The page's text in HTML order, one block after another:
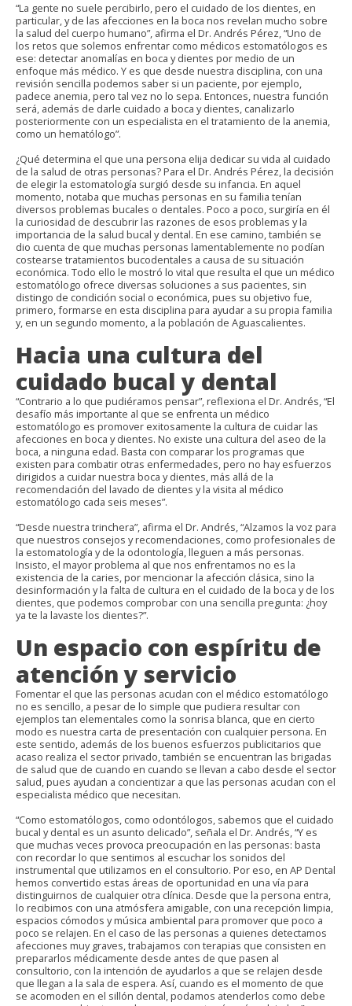
“La gente no suele percibirlo, pero el cuidado de los dientes, en
particular, y de las afecciones en la boca nos revelan mucho sobre
la salud del cuerpo humano”, afirma el Dr. Andrés Pérez, “Uno de
los retos que solemos enfrentar como médicos estomatólogos es
ese: detectar anomalías en boca y dientes por medio de un
enfoque más médico. Y es que desde nuestra disciplina, con una
revisión sencilla podemos saber si un paciente, por ejemplo,
padece anemia, pero tal vez no lo sepa. Entonces, nuestra función
será, además de darle cuidado a boca y dientes, canalizarlo
posteriormente con un especialista en el tratamiento de la anemia,
como un hematólogo”.
¿Qué determina el que una persona elija dedicar su vida al cuidado
de la salud de otras personas? Para el Dr. Andrés Pérez, la decisión
de elegir la estomatología surgió desde su infancia. En aquel
momento, notaba que muchas personas en su familia tenían
diversos problemas bucales o dentales. Poco a poco, surgiría en él
la curiosidad de descubrir las razones de esos problemas y la
importancia de la salud bucal y dental. En ese camino, también se
dio cuenta de que muchas personas lamentablemente no podían
costearse tratamientos bucodentales a causa de su situación
económica. Todo ello le mostró lo vital que resulta el que un médico
estomatólogo ofrece diversas soluciones a sus pacientes, sin
distingo de condición social o económica, pues su objetivo fue,
primero, formarse en esta disciplina para ayudar a su propia familia
y, en un segundo momento, a la población de Aguascalientes.
Hacia una cultura del
cuidado bucal y dental
“Contrario a lo que pudiéramos pensar”, reflexiona el Dr. Andrés, “El
desafío más importante al que se enfrenta un médico
estomatólogo es promover exitosamente la cultura de cuidar las
afecciones en boca y dientes. No existe una cultura del aseo de la
boca, a ninguna edad. Basta con comparar los programas que
existen para combatir otras enfermedades, pero no hay esfuerzos
dirigidos a cuidar nuestra boca y dientes, más allá de la
recomendación del lavado de dientes y la visita al médico
estomatólogo cada seis meses”.
“Desde nuestra trinchera”, afirma el Dr. Andrés, “Alzamos la voz para
que nuestros consejos y recomendaciones, como profesionales de
la estomatología y de la odontología, lleguen a más personas.
Insisto, el mayor problema al que nos enfrentamos no es la
existencia de la caries, por mencionar la afección clásica, sino la
desinformación y la falta de cultura en el cuidado de la boca y de los
dientes, que podemos comprobar con una sencilla pregunta: ¿hoy
ya te la lavaste los dientes?”.
Un espacio con espíritu de
atención y servicio
Fomentar el que las personas acudan con el médico estomatólogo
no es sencillo, a pesar de lo simple que pudiera resultar con
ejemplos tan elementales como la sonrisa blanca, que en cierto
modo es nuestra carta de presentación con cualquier persona. En
este sentido, además de los buenos esfuerzos publicitarios que
acaso realiza el sector privado, también se encuentran las brigadas
de salud que de cuando en cuando se llevan a cabo desde el sector
salud, pues ayudan a concientizar a que las personas acudan con el
especialista médico que necesitan.
“Como estomatólogos, como odontólogos, sabemos que el cuidado
bucal y dental es un asunto delicado”, señala el Dr. Andrés, “Y es
que muchas veces provoca preocupación en las personas: basta
con recordar lo que sentimos al escuchar los sonidos del
instrumental que utilizamos en el consultorio. Por eso, en AP Dental
hemos convertido estas áreas de oportunidad en una vía para
distinguirnos de cualquier otra clínica. Desde que la persona entra,
lo recibimos con una atmósfera amigable, con una recepción limpia,
espacios cómodos y música ambiental para promover que poco a
poco se relajen. En el caso de las personas a quienes detectamos
afecciones muy graves, trabajamos con terapias que consisten en
prepararlos médicamente desde antes de que pasen al
consultorio, con la intención de ayudarlos a que se relajen desde
que llegan a la sala de espera. Así, cuando es el momento de que
se acomoden en el sillón dental, podamos atenderlos como debe